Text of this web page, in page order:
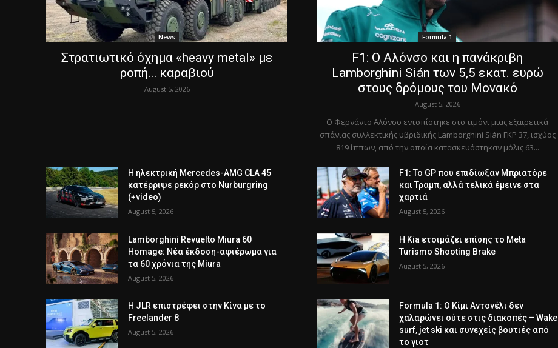
News
Στρατιωτικό όχημα «heavy metal» με
ροπή… καραβιού
August 5, 2026
Formula 1
F1: Ο Αλόνσο και η πανάκριβη
Lamborghini Sián των 5,5 εκατ. ευρώ
στους δρόμους του Μονακό
August 5, 2026
Ο Φερνάντο Αλόνσο εντοπίστηκε στο τιμόνι μιας εξαιρετικά
σπάνιας συλλεκτικής υβριδικής Lamborghini Sián FKP 37, ισχύος
819 ίππων, από την οποία κατασκευάστηκαν μόλις 63...
Η ηλεκτρική Mercedes-AMG CLA 45
κατέρριψε ρεκόρ στο Nurburgring
(+video)
August 5, 2026
F1: Το GP που επιδίωξαν Μπριατόρε
και Τραμπ, αλλά τελικά έμεινε στα
χαρτιά
August 5, 2026
Lamborghini Revuelto Miura 60
Homage: Νέα έκδοση-αφιέρωμα για
τα 60 χρόνια της Miura
August 5, 2026
Η Kia ετοιμάζει επίσης το Meta
Turismo Shooting Brake
August 5, 2026
Η JLR επιστρέφει στην Κίνα με το
Freelander 8
August 5, 2026
Formula 1: Ο Κίμι Αντονέλι δεν
χαλαρώνει ούτε στις διακοπές – Wake
surf, jet ski και συνεχείς βουτιές από
το γιοτ